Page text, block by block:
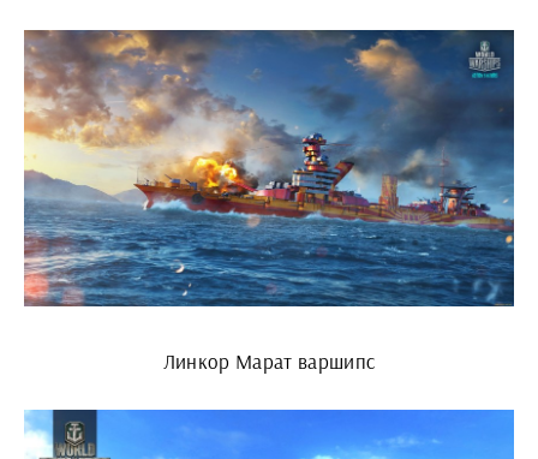
Линкор Марат варшипс